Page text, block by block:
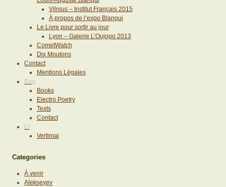
Vilnius – Institut Français 2015
À propos de l’expo Blanqui
Le Livre pour sortir au jour
Lyon – Galerie L’Oujopo 2013
CometWatch
Dix Moutons
Contact
Mentions Légales
Eng
Books
Electro Poetry
Texts
Contact
Lt
Vertimai
Categories
À venir
Alekseyev